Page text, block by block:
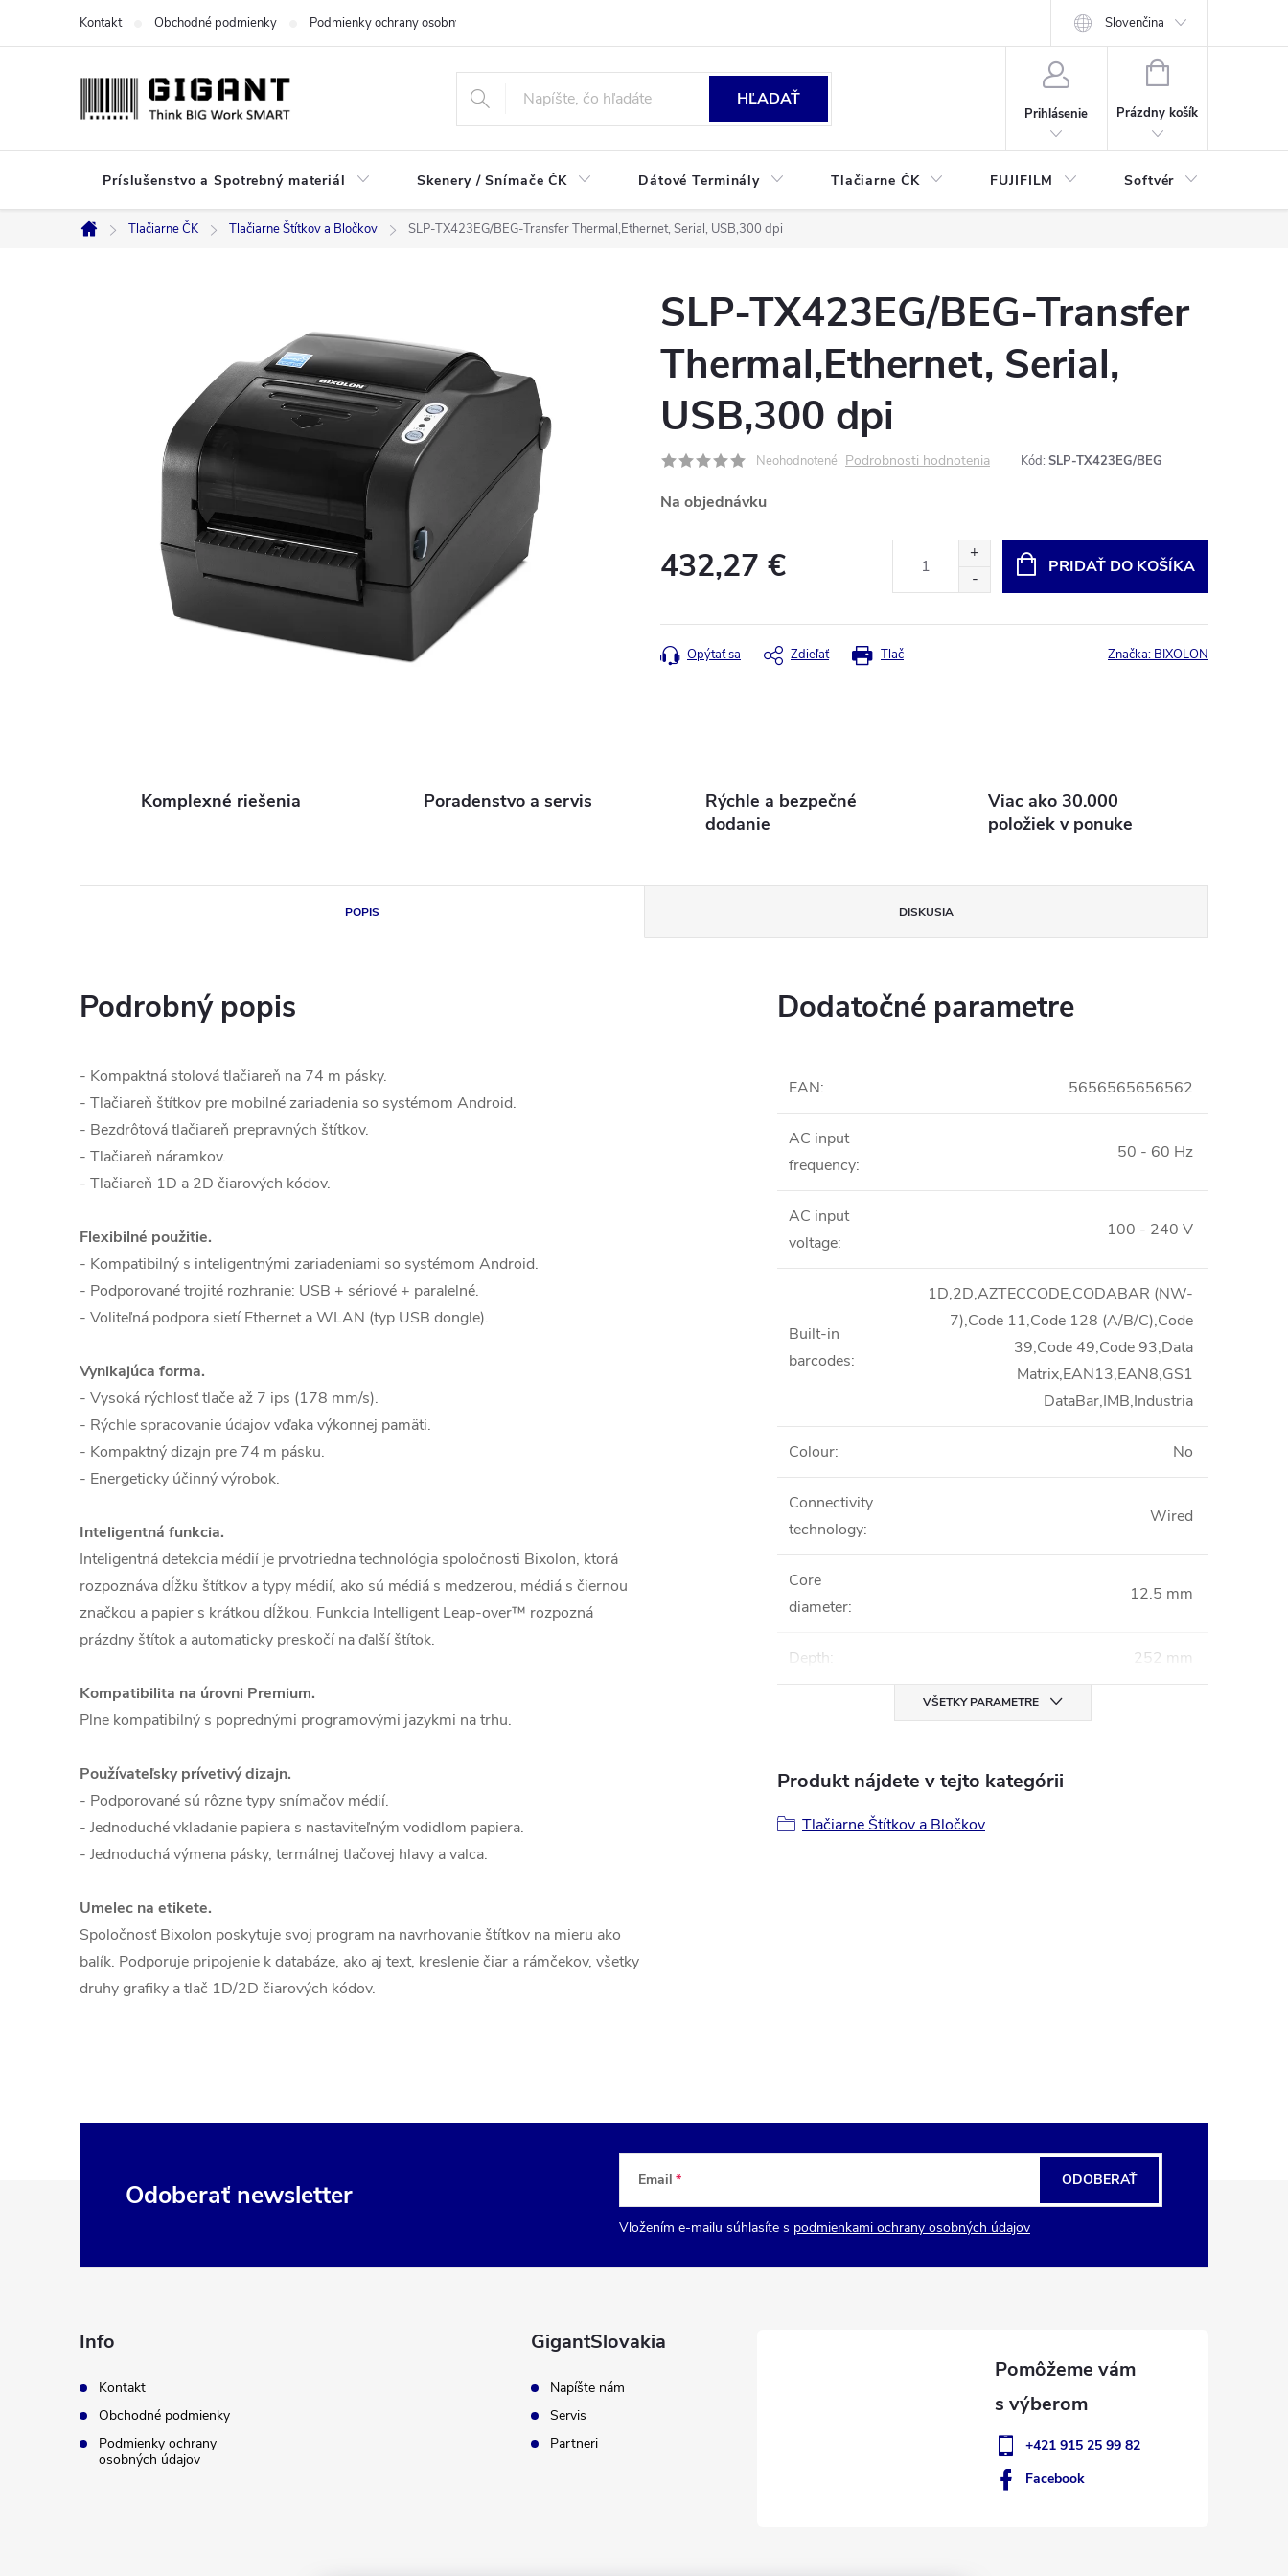
Kontakt Obchodné podmienky Podmienky ochrany osobných údajov Slovenčina
HĽADAŤ
Prihlásenie
NÁKUPNÝ
Prázdny košík
Príslušenstvo a Spotrebný materiál Skenery / Snímače ČK Dátové Terminály Tlačiarne ČK FUJIFILM Softvér
Domov
Tlačiarne ČK Tlačiarne Štítkov a Bločkov SLP-TX423EG/BEG-Transfer Thermal,Ethernet, Serial, USB,300 dpi
SLP-TX423EG/BEG-Transfer
Thermal,Ethernet, Serial,
USB,300 dpi
Neohodnotené Podrobnosti hodnotenia Kód: SLP-TX423EG/BEG
Na objednávku
432,27 € PRIDAŤ DO KOŠÍKA
Tlač
Opýtať sa Zdieľať Značka: BIXOLON
Komplexné riešenia Poradenstvo a servis
Rýchle a bezpečné
dodanie
Viac ako 30.000
položiek v ponuke
POPIS DISKUSIA
Podrobný popis
- Kompaktná stolová tlačiareň na 74 m pásky.
- Tlačiareň štítkov pre mobilné zariadenia so systémom Android.
- Bezdrôtová tlačiareň prepravných štítkov.
- Tlačiareň náramkov.
- Tlačiareň 1D a 2D čiarových kódov.
Flexibilné použitie.
- Kompatibilný s inteligentnými zariadeniami so systémom Android.
- Podporované trojité rozhranie: USB + sériové + paralelné.
- Voliteľná podpora sietí Ethernet a WLAN (typ USB dongle).
Vynikajúca forma.
- Vysoká rýchlosť tlače až 7 ips (178 mm/s).
- Rýchle spracovanie údajov vďaka výkonnej pamäti.
- Kompaktný dizajn pre 74 m pásku.
- Energeticky účinný výrobok.
Inteligentná funkcia.
Inteligentná detekcia médií je prvotriedna technológia spoločnosti Bixolon, ktorá
rozpoznáva dĺžku štítkov a typy médií, ako sú médiá s medzerou, médiá s čiernou
značkou a papier s krátkou dĺžkou. Funkcia Intelligent Leap-over™ rozpozná
prázdny štítok a automaticky preskočí na ďalší štítok.
Kompatibilita na úrovni Premium.
Plne kompatibilný s poprednými programovými jazykmi na trhu.
Používateľsky prívetivý dizajn.
- Podporované sú rôzne typy snímačov médií.
- Jednoduché vkladanie papiera s nastaviteľným vodidlom papiera.
- Jednoduchá výmena pásky, termálnej tlačovej hlavy a valca.
Umelec na etikete.
Spoločnosť Bixolon poskytuje svoj program na navrhovanie štítkov na mieru ako
balík. Podporuje pripojenie k databáze, ako aj text, kreslenie čiar a rámčekov, všetky
druhy grafiky a tlač 1D/2D čiarových kódov.
Dodatočné parametre
EAN: 5656565656562
AC input
frequency:
50 - 60 Hz
AC input
voltage:
100 - 240 V
Built-in
barcodes:
1D,2D,AZTECCODE,CODABAR (NW-
7),Code 11,Code 128 (A/B/C),Code
39,Code 49,Code 93,Data
Matrix,EAN13,EAN8,GS1
DataBar,IMB,Industria
Colour: No
Connectivity
technology:
Wired
Core
diameter:
12.5 mm
Depth: 252 mm
VŠETKY PARAMETRE
Produkt nájdete v tejto kategórii
Tlačiarne Štítkov a Bločkov
Odoberať newsletter Email
Vložením e-mailu súhlasíte s podmienkami ochrany osobných údajov
ODOBERAŤ
Info
Kontakt
Obchodné podmienky
Podmienky ochrany
osobných údajov
GigantSlovakia
Napíšte nám
Servis
Partneri
+421 915 25 99 82
Facebook